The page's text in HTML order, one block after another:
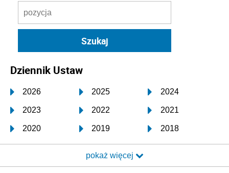
Dziennik Ustaw
2026 2025 2024
2023 2022 2021
2020 2019 2018
2017 2016 2015
2014 2013 2012
pokaż więcej